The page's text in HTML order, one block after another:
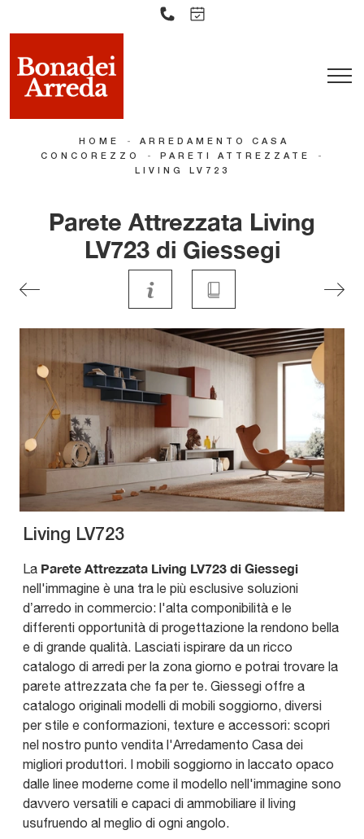
HOME -
ARREDAMENTO CASA
CONCOREZZO
- PARETI ATTREZZATE -
LIVING LV723
Parete Attrezzata Living
LV723 di Giessegi
Living LV723
La Parete Attrezzata Living LV723 di Giessegi
nell'immagine è una tra le più esclusive soluzioni
d’arredo in commercio: l'alta componibilità e le
differenti opportunità di progettazione la rendono bella
e di grande qualità. Lasciati ispirare da un ricco
catalogo di arredi per la zona giorno e potrai trovare la
parete attrezzata che fa per te. Giessegi offre a
catalogo originali modelli di mobili soggiorno, diversi
per stile e conformazioni, texture e accessori: scopri
nel nostro punto vendita l'Arredamento Casa dei
migliori produttori. I mobili soggiorno in laccato opaco
dalle linee moderne come il modello nell'immagine sono
davvero versatili e capaci di ammobiliare il living
usufruendo al meglio di ogni angolo.